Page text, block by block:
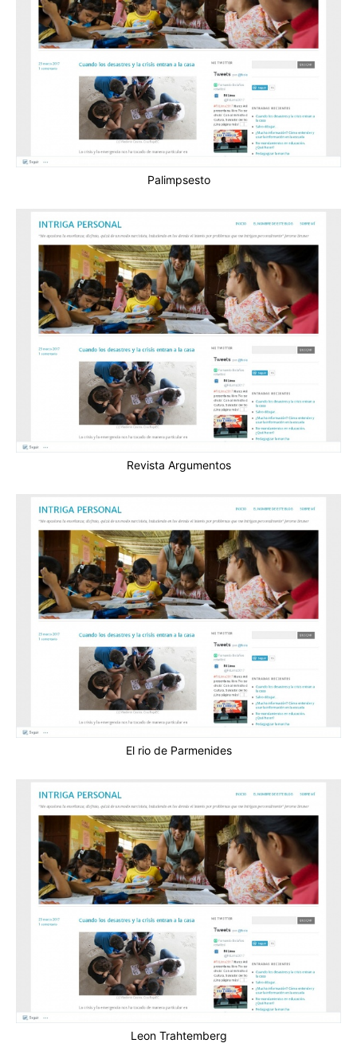
Palimpsesto
Revista Argumentos
El rio de Parmenides
Leon Trahtemberg